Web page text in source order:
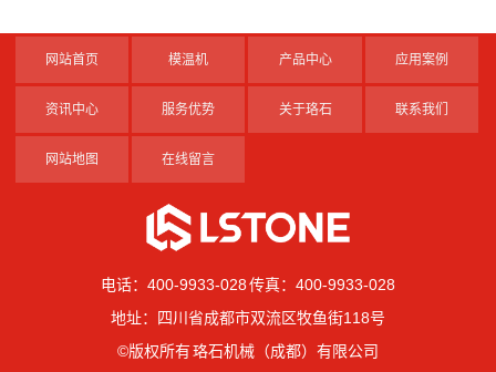
网站首页 模温机 产品中心 应用案例
资讯中心 服务优势 关于珞石 联系我们
网站地图 在线留言
电话：400-9933-028 传真：400-9933-028
地址：四川省成都市双流区牧鱼街118号
©版权所有 珞石机械（成都）有限公司